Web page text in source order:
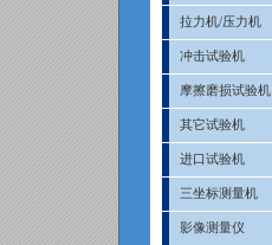
拉力机/压力机
冲击试验机
摩擦磨损试验机
其它试验机
进口试验机
三坐标测量机
影像测量仪